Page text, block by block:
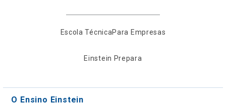
Escola TécnicaPara Empresas
Einstein Prepara
O Ensino Einstein